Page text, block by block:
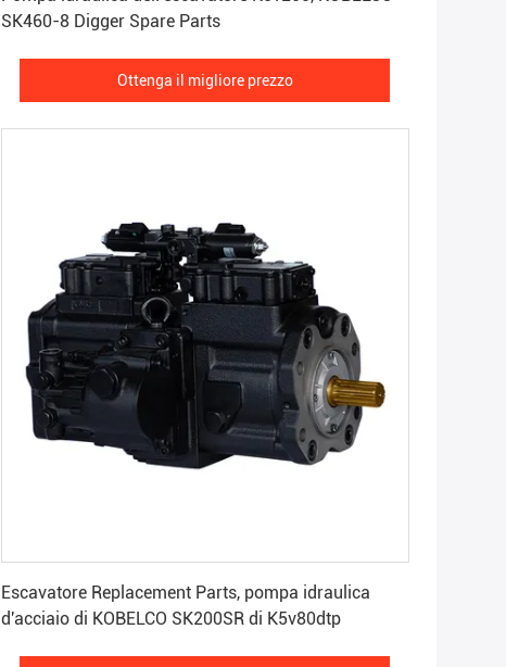
SK460-8 Digger Spare Parts
Ottenga il migliore prezzo
Escavatore Replacement Parts, pompa idraulica
d'acciaio di KOBELCO SK200SR di K5v80dtp